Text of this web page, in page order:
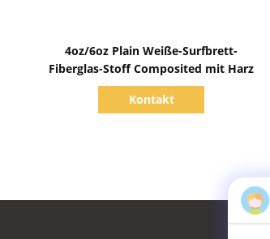
4oz/6oz Plain Weiße-Surfbrett-
Fiberglas-Stoff Composited mit Harz
Kontakt